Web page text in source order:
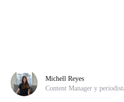
Michell Reyes
Content Manager y